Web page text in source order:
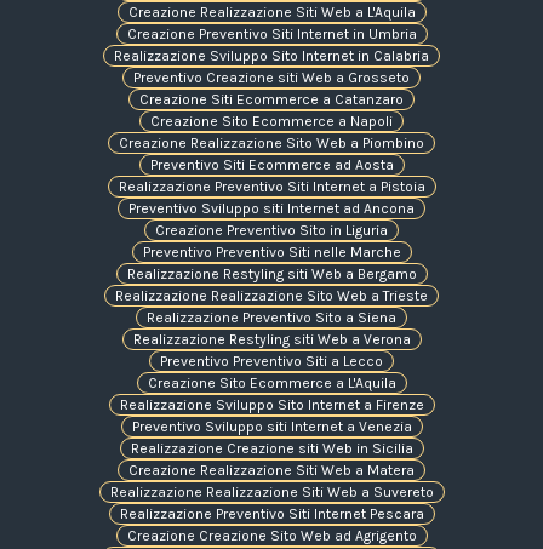
Creazione Realizzazione Siti Web a L'Aquila
Creazione Preventivo Siti Internet in Umbria
Realizzazione Sviluppo Sito Internet in Calabria
Preventivo Creazione siti Web a Grosseto
Creazione Siti Ecommerce a Catanzaro
Creazione Sito Ecommerce a Napoli
Creazione Realizzazione Sito Web a Piombino
Preventivo Siti Ecommerce ad Aosta
Realizzazione Preventivo Siti Internet a Pistoia
Preventivo Sviluppo siti Internet ad Ancona
Creazione Preventivo Sito in Liguria
Preventivo Preventivo Siti nelle Marche
Realizzazione Restyling siti Web a Bergamo
Realizzazione Realizzazione Sito Web a Trieste
Realizzazione Preventivo Sito a Siena
Realizzazione Restyling siti Web a Verona
Preventivo Preventivo Siti a Lecco
Creazione Sito Ecommerce a L'Aquila
Realizzazione Sviluppo Sito Internet a Firenze
Preventivo Sviluppo siti Internet a Venezia
Realizzazione Creazione siti Web in Sicilia
Creazione Realizzazione Siti Web a Matera
Realizzazione Realizzazione Siti Web a Suvereto
Realizzazione Preventivo Siti Internet Pescara
Creazione Creazione Sito Web ad Agrigento